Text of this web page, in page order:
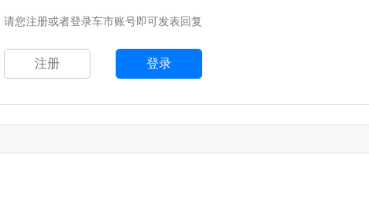
请您注册或者登录车市账号即可发表回复
注册 登录